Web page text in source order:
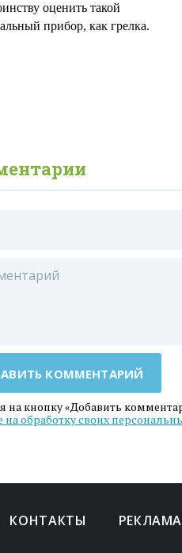
оценить такой
прибор, как грелка.
КОММЕНТАРИЙ
на кнопку «Добавить
на обработку своих
КОНТАКТЫ РЕКЛАМА